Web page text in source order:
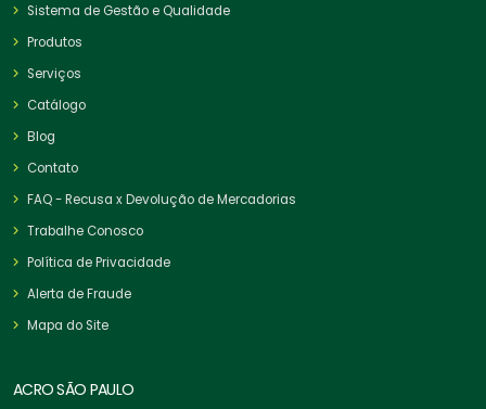
Sistema de Gestão e Qualidade
Produtos
Serviços
Catálogo
Blog
Contato
FAQ - Recusa x Devolução de Mercadorias
Trabalhe Conosco
Política de Privacidade
Alerta de Fraude
Mapa do Site
ACRO SÃO PAULO